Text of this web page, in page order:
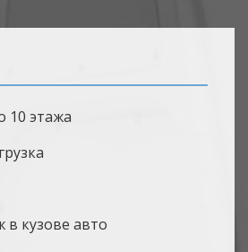
10 этажа
в кузове авто